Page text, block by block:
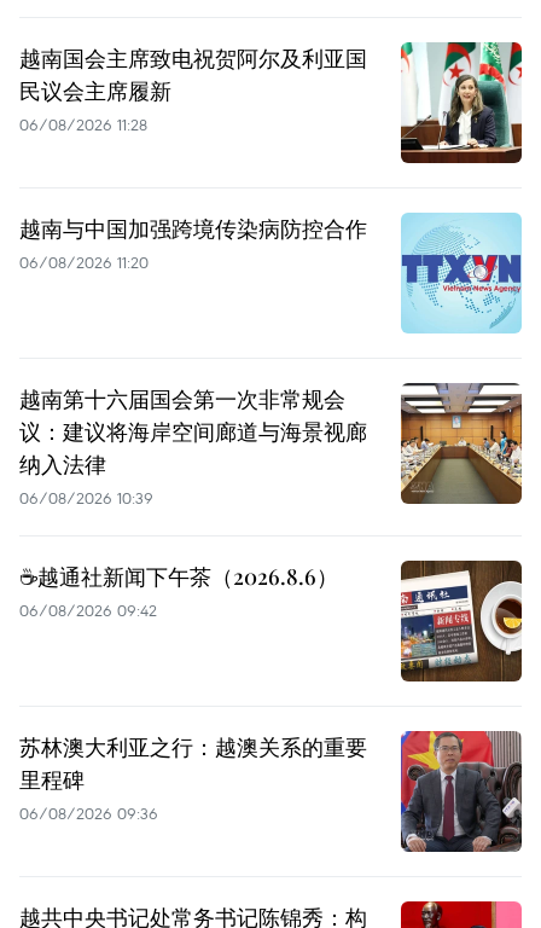
越南国会主席致电祝贺阿尔及利亚国
民议会主席履新
06/08/2026 11:28
越南与中国加强跨境传染病防控合作
06/08/2026 11:20
越南第十六届国会第一次非常规会
议：建议将海岸空间廊道与海景视廊
纳入法律
06/08/2026 10:39
☕️越通社新闻下午茶（2026.8.6）
06/08/2026 09:42
苏林澳大利亚之行：越澳关系的重要
里程碑
06/08/2026 09:36
越共中央书记处常务书记陈锦秀：构